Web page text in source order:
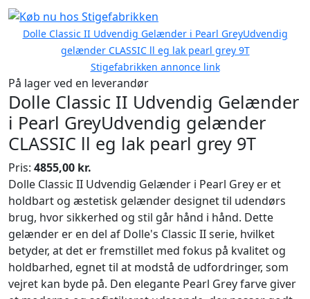
Dolle Classic II Udvendig Gelænder i Pearl GreyUdvendig
gelænder CLASSIC ll eg lak pearl grey 9T
Stigefabrikken annonce link
På lager ved en leverandør
Dolle Classic II Udvendig Gelænder
i Pearl GreyUdvendig gelænder
CLASSIC ll eg lak pearl grey 9T
Pris: 4855,00 kr.
Dolle Classic II Udvendig Gelænder i Pearl Grey er et
holdbart og æstetisk gelænder designet til udendørs
brug, hvor sikkerhed og stil går hånd i hånd. Dette
gelænder er en del af Dolle's Classic II serie, hvilket
betyder, at det er fremstillet med fokus på kvalitet og
holdbarhed, egnet til at modstå de udfordringer, som
vejret kan byde på. Den elegante Pearl Grey farve giver